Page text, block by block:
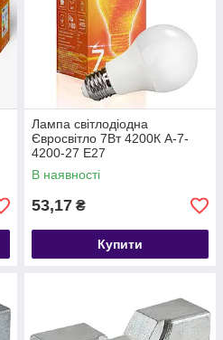
Лампа світлодіодна
Євросвітло 7Вт 4200К A-7-
4200-27 Е27
В наявності
53,17 ₴
Купити